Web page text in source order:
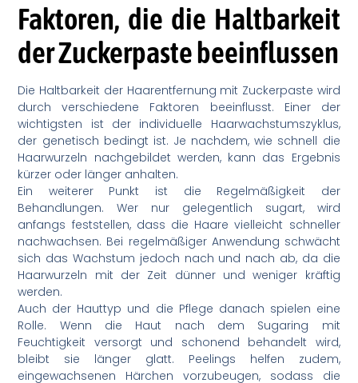
Faktoren, die die Haltbarkeit
der Zuckerpaste beeinflussen
Die Haltbarkeit der Haarentfernung mit Zuckerpaste wird
durch verschiedene Faktoren beeinflusst. Einer der
wichtigsten ist der individuelle Haarwachstumszyklus,
der genetisch bedingt ist. Je nachdem, wie schnell die
Haarwurzeln nachgebildet werden, kann das Ergebnis
kürzer oder länger anhalten.
Ein weiterer Punkt ist die Regelmäßigkeit der
Behandlungen. Wer nur gelegentlich sugart, wird
anfangs feststellen, dass die Haare vielleicht schneller
nachwachsen. Bei regelmäßiger Anwendung schwächt
sich das Wachstum jedoch nach und nach ab, da die
Haarwurzeln mit der Zeit dünner und weniger kräftig
werden.
Auch der Hauttyp und die Pflege danach spielen eine
Rolle. Wenn die Haut nach dem Sugaring mit
Feuchtigkeit versorgt und schonend behandelt wird,
bleibt sie länger glatt. Peelings helfen zudem,
eingewachsenen Härchen vorzubeugen, sodass die